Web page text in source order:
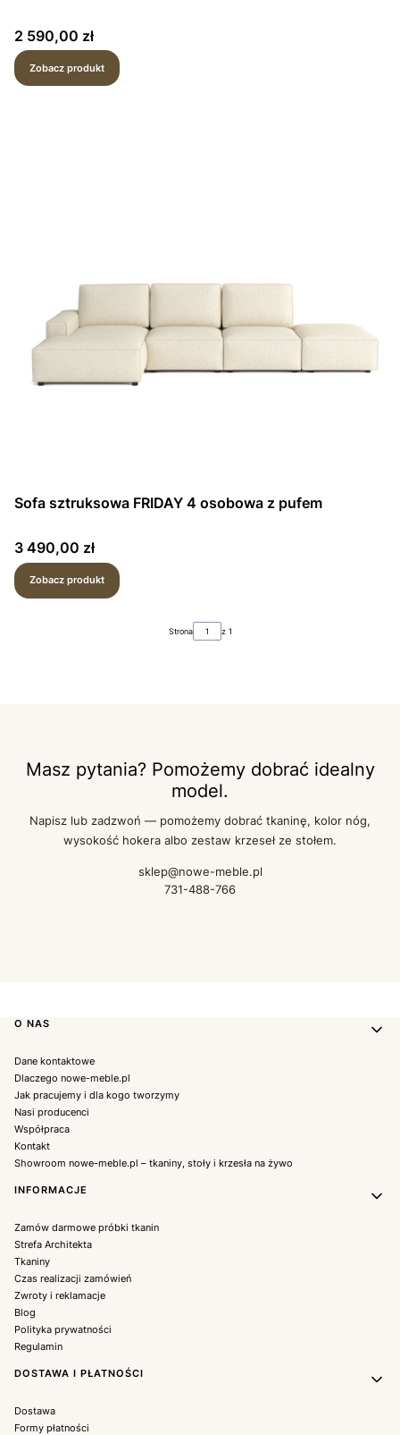
Cena
2 590,00 zł
Zobacz produkt
Sofa sztruksowa FRIDAY 4 osobowa z pufem
Cena
3 490,00 zł
Zobacz produkt
Strona z 1
Masz pytania? Pomożemy dobrać idealny
model.
Napisz lub zadzwoń — pomożemy dobrać tkaninę, kolor nóg,
wysokość hokera albo zestaw krzeseł ze stołem.
sklep@nowe-meble.pl
731-488-766
Linki w stopce
O NAS
Dane kontaktowe
Dlaczego nowe-meble.pl
Jak pracujemy i dla kogo tworzymy
Nasi producenci
Współpraca
Kontakt
Showroom nowe-meble.pl – tkaniny, stoły i krzesła na żywo
INFORMACJE
Zamów darmowe próbki tkanin
Strefa Architekta
Tkaniny
Czas realizacji zamówień
Zwroty i reklamacje
Blog
Polityka prywatności
Regulamin
DOSTAWA I PŁATNOŚCI
Dostawa
Formy płatności